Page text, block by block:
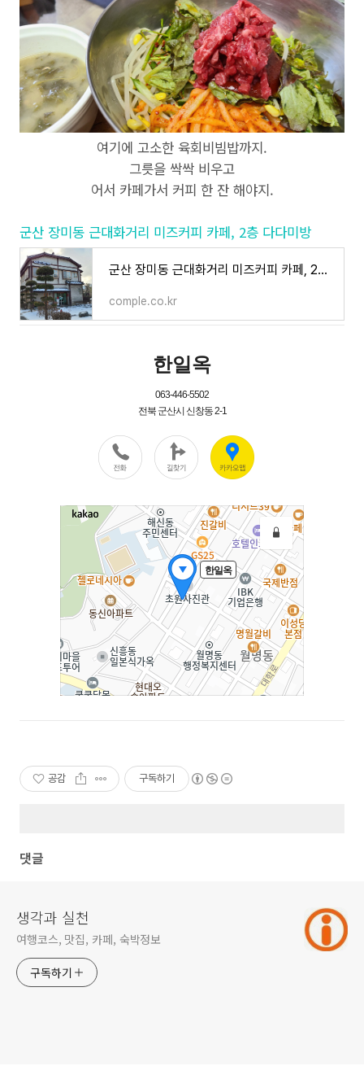
여기에 고소한 육회비빔밥까지.
그릇을 싹싹 비우고
어서 카페가서 커피 한 잔 해야지.
군산 장미동 근대화거리 미즈커피 카페, 2층 다다미방
군산 장미동 근대화거리 미즈커피 카페, 2층 다다미방
comple.co.kr
공감 구독하기
댓글
생각과 실천
여행코스, 맛집, 카페, 숙박정보
구독하기